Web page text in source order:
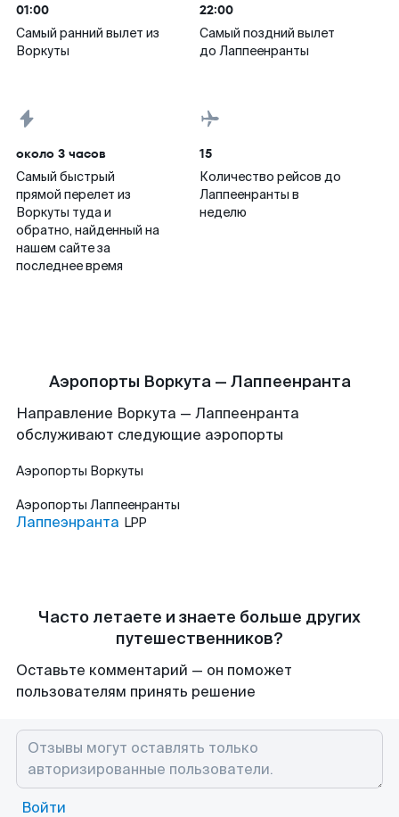
01:00
Самый ранний вылет из
Воркуты
22:00
Самый поздний вылет
до Лаппеенранты
около 3 часов
Самый быстрый
прямой перелет из
Воркуты туда и
обратно, найденный на
нашем сайте за
последнее время
15
Количество рейсов до
Лаппеенранты в
неделю
Аэропорты Воркута — Лаппеенранта
Направление Воркута — Лаппеенранта
обслуживают следующие аэропорты
Аэропорты Воркуты
Аэропорты Лаппеенранты
Лаппеэнранта LPP
Часто летаете и знаете больше других
путешественников?
Оставьте комментарий — он поможет
пользователям принять решение
Войти